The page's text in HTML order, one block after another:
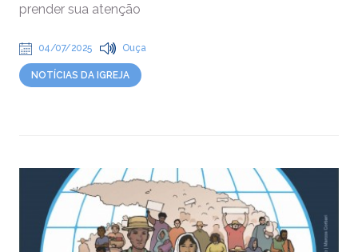
prender sua atenção
04/07/2025 Ouça
NOTÍCIAS DA IGREJA